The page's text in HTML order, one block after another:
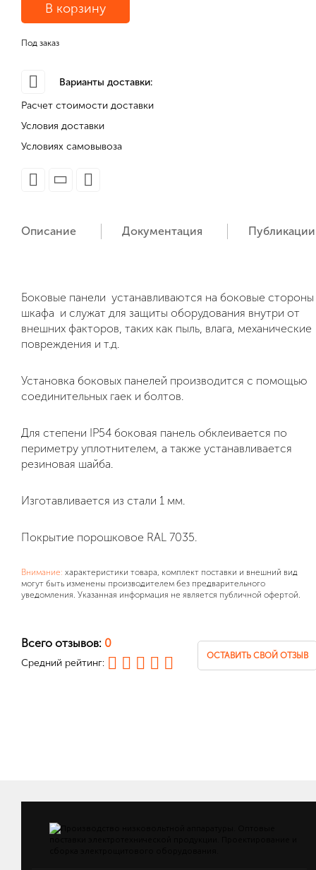
В корзину
Под заказ
Варианты доставки:
Расчет стоимости доставки
Условия доставки
Условиях самовывоза
Описание Документация Публикации
Боковые панели устанавливаются на боковые стороны
шкафа и служат для защиты оборудования внутри от
внешних факторов, таких как пыль, влага, механические
повреждения и т.д.
Установка боковых панелей производится с помощью
соединительных гаек и болтов.
Для степени IP54 боковая панель обклеивается по
периметру уплотнителем, а также устанавливается
резиновая шайба.
Изготавливается из стали 1 мм.
Покрытие порошковое RAL 7035.
Внимание: характеристики товара, комплект поставки и внешний вид
могут быть изменены производителем без предварительного
уведомления. Указанная информация не является публичной офертой.
Всего отзывов: 0
Средний рейтинг:
ОСТАВИТЬ СВОЙ ОТЗЫВ